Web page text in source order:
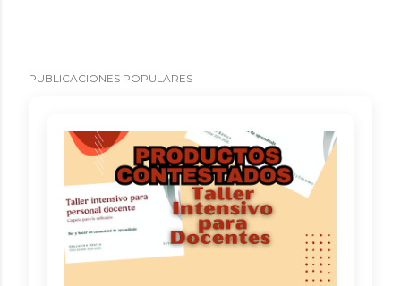
PUBLICACIONES POPULARES